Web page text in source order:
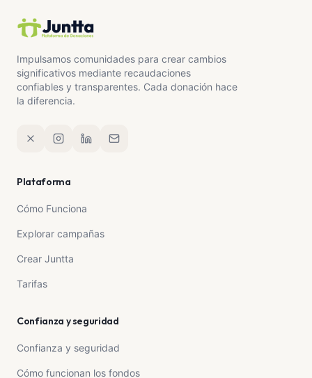
Impulsamos comunidades para crear cambios
significativos mediante recaudaciones
confiables y transparentes. Cada donación hace
la diferencia.
Plataforma
Cómo Funciona
Explorar campañas
Crear Juntta
Tarifas
Confianza y seguridad
Confianza y seguridad
Cómo funcionan los fondos